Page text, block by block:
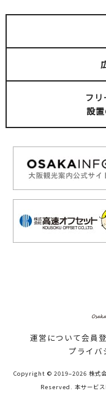
フリ
設
運営について会員
プライバ
Copyright © 2019–2026 株式
Reserved. 本サービス